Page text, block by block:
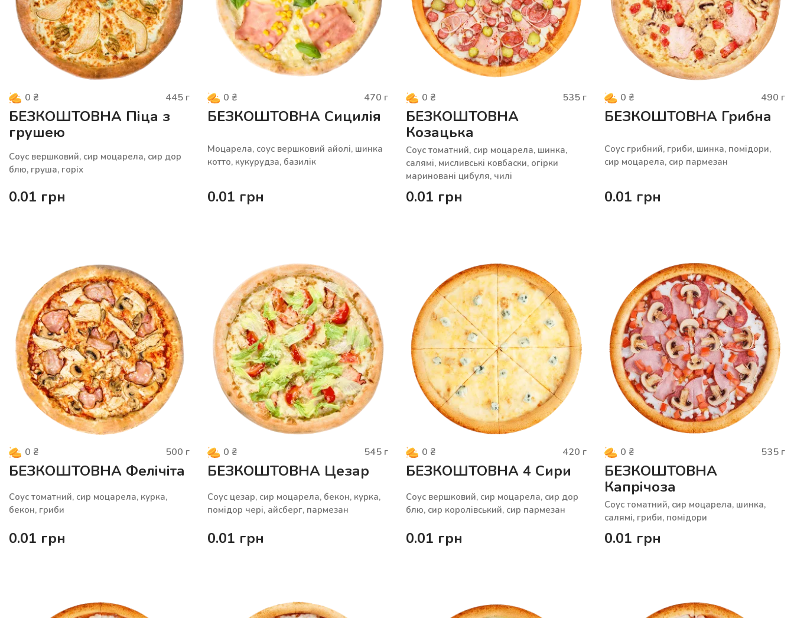
0 ₴ 445 г
БЕЗКОШТОВНА Піца з
грушею
Соус вершковий, сир моцарела, сир дор
блю, груша, горіх
0.01 грн
0 ₴ 470 г
БЕЗКОШТОВНА Сицилія
Моцарела, cоус вершковий айолі, шинка
котто, кукурудза, базилік
0.01 грн
0 ₴ 535 г
БЕЗКОШТОВНА
Козацька
Cоус томатний, сир моцарела, шинка,
салямі, мисливські ковбаски, огірки
мариновані цибуля, чилі
0.01 грн
0 ₴ 490 г
БЕЗКОШТОВНА Грибна
Cоус грибний, гриби, шинка, помідори,
сир моцарела, сир пармезан
0.01 грн
0 ₴ 500 г
БЕЗКОШТОВНА Фелічіта
Соус томатний, сир моцарела, курка,
бекон, гриби
0.01 грн
0 ₴ 545 г
БЕЗКОШТОВНА Цезар
Соус цезар, сир моцарела, бекон, курка,
помідор чері, айсберг, пармезан
0.01 грн
0 ₴ 420 г
БЕЗКОШТОВНА 4 Сири
Cоус вершковий, сир моцарела, сир дор
блю, сир королівський, сир пармезан
0.01 грн
0 ₴ 535 г
БЕЗКОШТОВНА
Капрічоза
Соус томатний, сир моцарела, шинка,
салямі, гриби, помідори
0.01 грн